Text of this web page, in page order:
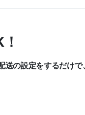
送の設定をするだけ